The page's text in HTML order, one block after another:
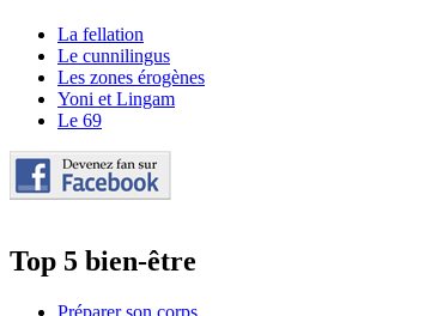
La fellation
Le cunnilingus
Les zones érogènes
Yoni et Lingam
Le 69
Top 5 bien-être
Préparer son corps